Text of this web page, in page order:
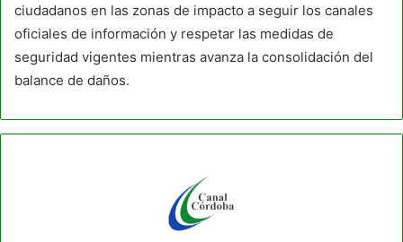
ciudadanos en las zonas de impacto a seguir los canales
oficiales de información y respetar las medidas de
seguridad vigentes mientras avanza la consolidación del
balance de daños.